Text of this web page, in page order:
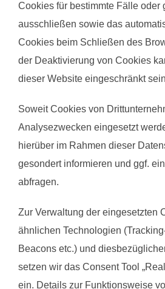
Cookies für bestimmte Fälle oder
ausschließen sowie das
Cookies beim Schließen des
der Deaktivierung von Cookies
dieser Website eingeschränkt
Soweit Cookies von
Analysezwecken eingesetzt
hierüber im Rahmen dieser
gesondert informieren und ggf.
abfragen.
Zur Verwaltung der eingesetzten
ähnlichen Technologien
Beacons etc.) und
setzen wir das Consent Tool
ein. Details zur Funktionsweise